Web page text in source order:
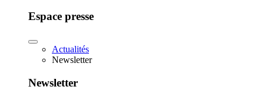
Espace presse
Actualités
Newsletter
Newsletter